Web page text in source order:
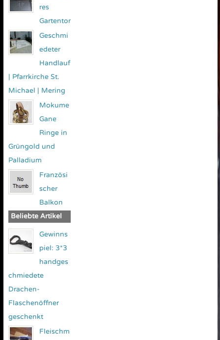
res
Gartentor
Geschmi
edeter
Handlauf
| Pfarrkirche St.
Michael | Mering
Mokume
Gane
Ringe in
Grüngold und
Palladium
Französi
scher
Balkon
Beliebte Artikel
Gewinns
piel: 3*3
handges
chmiedete
Drachen-
Flaschenöffner
geschenkt
Fleischm